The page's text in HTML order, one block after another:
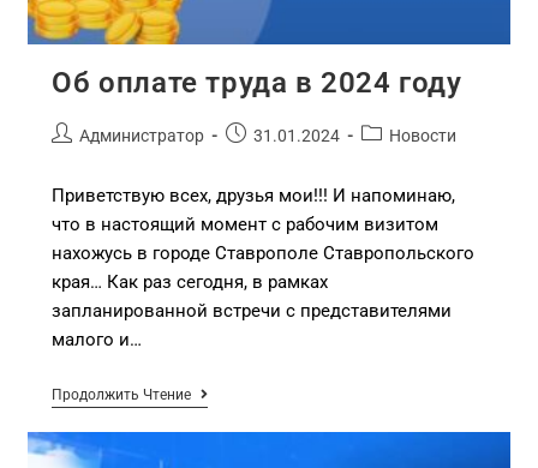
Об оплате труда в 2024 году
Администратор 31.01.2024 Новости
Приветствую всех, друзья мои!!! И напоминаю,
что в настоящий момент с рабочим визитом
нахожусь в городе Ставрополе Ставропольского
края… Как раз сегодня, в рамках
запланированной встречи с представителями
малого и…
Продолжить Чтение